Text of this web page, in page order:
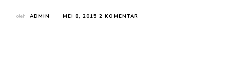
oleh ADMIN MEI 8, 2015 2 KOMENTAR